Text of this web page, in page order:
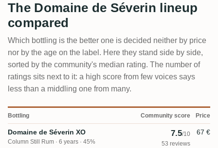
The Domaine de Séverin lineup
compared
Which bottling is the better one is decided neither by price
nor by the age on the label. Here they stand side by side,
sorted by the community's median rating. The number of
ratings sits next to it: a high score from few voices says
less than a middling one from many.
Bottling Community score Price
Domaine de Séverin XO
Column Still Rum 6 years · 45%
7.5/10
53 reviews
67 €